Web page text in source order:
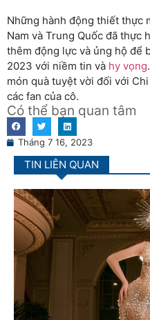
Những hành động thiết thực
Nam và Trung Quốc đã thực
thêm động lực và ủng hộ để
2023 với niềm tin và hy vọng
món quà tuyệt vời đối với
các fan của cô.
Có thể bạn quan tâm
Tháng 7 16, 2023
TIN LIÊN QUAN